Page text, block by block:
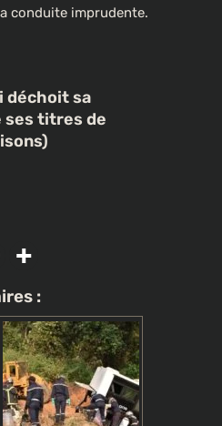
conduite imprudente.
déchoit sa
ses titres de
: